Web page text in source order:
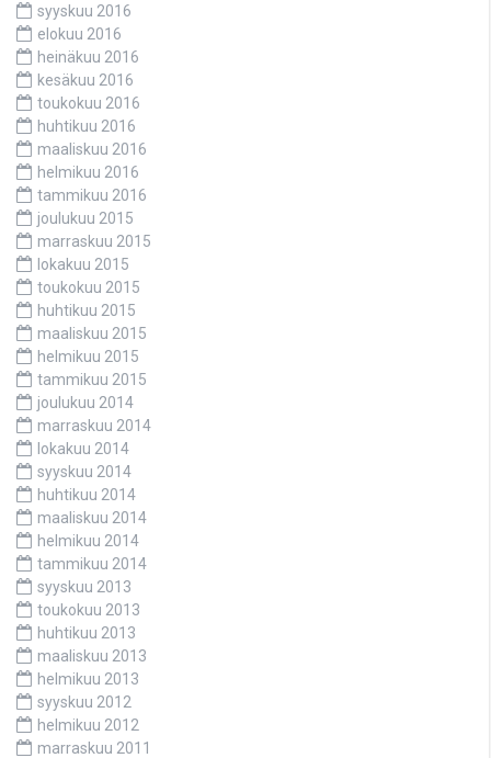
syyskuu 2016
elokuu 2016
heinäkuu 2016
kesäkuu 2016
toukokuu 2016
huhtikuu 2016
maaliskuu 2016
helmikuu 2016
tammikuu 2016
joulukuu 2015
marraskuu 2015
lokakuu 2015
toukokuu 2015
huhtikuu 2015
maaliskuu 2015
helmikuu 2015
tammikuu 2015
joulukuu 2014
marraskuu 2014
lokakuu 2014
syyskuu 2014
huhtikuu 2014
maaliskuu 2014
helmikuu 2014
tammikuu 2014
syyskuu 2013
toukokuu 2013
huhtikuu 2013
maaliskuu 2013
helmikuu 2013
syyskuu 2012
helmikuu 2012
marraskuu 2011